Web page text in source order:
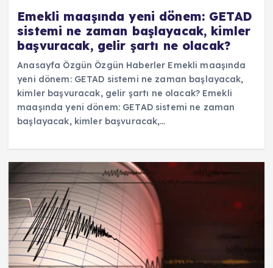
Emekli maaşında yeni dönem: GETAD
sistemi ne zaman başlayacak, kimler
başvuracak, gelir şartı ne olacak?
Anasayfa Özgün Özgün Haberler Emekli maaşında
yeni dönem: GETAD sistemi ne zaman başlayacak,
kimler başvuracak, gelir şartı ne olacak? Emekli
maaşında yeni dönem: GETAD sistemi ne zaman
başlayacak, kimler başvuracak,…